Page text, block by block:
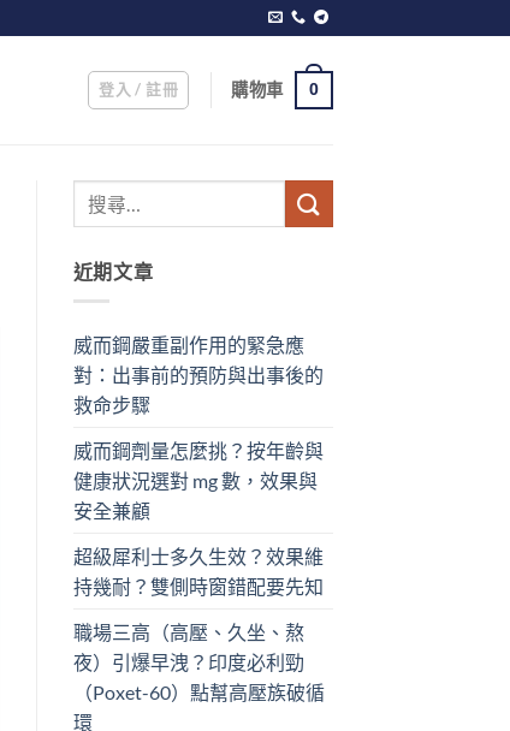
登入 / 註冊 購物車 0
近期文章
威而鋼嚴重副作用的緊急應
對：出事前的預防與出事後的
救命步驟
威而鋼劑量怎麼挑？按年齡與
健康狀況選對 mg 數，效果與
安全兼顧
超級犀利士多久生效？效果維
持幾耐？雙側時窗錯配要先知
職場三高（高壓、久坐、熬
夜）引爆早洩？印度必利勁
（Poxet-60）點幫高壓族破循
環